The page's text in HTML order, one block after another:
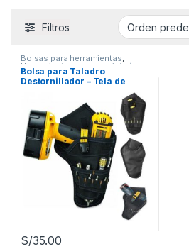
Filtros
Bolsas para herramientas,
Herramientas para carpintería
Herramientas para electricistas
Bolsa para Taladro
Destornillador – Tela de
Oxford Fuerte y Duradera –
Ideal para Trabajos en
Altura – 17 x 26 cm
S/35.00